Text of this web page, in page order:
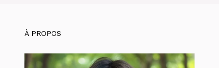
À PROPOS